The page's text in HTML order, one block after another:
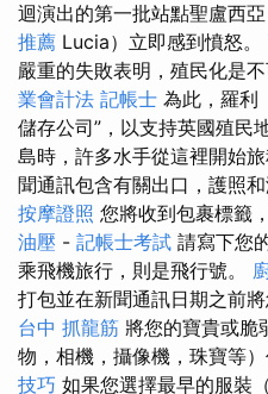
迴演出的第一批站點聖盧西
推薦 Lucia）立即感到憤怒。
嚴重的失敗表明，殖民化是
業會計法 記帳士 為此，羅利
儲存公司”，以支持英國殖民
島時，許多水手從這裡開始旅
聞通訊包含有關出口，護照
按摩證照 您將收到包裹標籤
油壓 - 記帳士考試 請寫下您
乘飛機旅行，則是飛行號。
打包並在新聞通訊日期之前
台中 抓龍筋 將您的寶貴或脆
物，相機，攝像機，珠寶等
技巧 如果您選擇最早的服裝